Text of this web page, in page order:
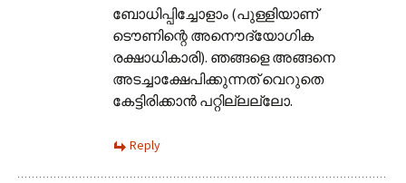
ബോധിപ്പിച്ചോളാം (പുള്ളിയാണ്
ടൌണിന്റെ അനൌദ്യോഗിക
രക്ഷാധികാരി). ഞങ്ങളെ അങ്ങനെ
അടച്ചാക്ഷേപിക്കുന്നത് വെറുതെ
കേട്ടിരിക്കാന്‍ പറ്റില്ലല്ലോ.
Reply